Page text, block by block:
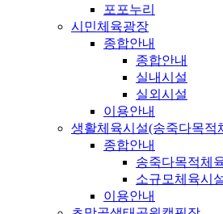
포포누리
시민체육광장
종합안내
종합안내
실내시설
실외시설
이용안내
생활체육시설(송죽다목적
종합안내
송죽다목적체
소규모체육시
이용안내